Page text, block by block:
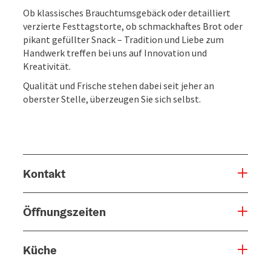
Ob klassisches Brauchtumsgebäck oder detailliert
verzierte Festtagstorte, ob schmackhaftes Brot oder
pikant gefüllter Snack – Tradition und Liebe zum
Handwerk treffen bei uns auf Innovation und
Kreativität.
Qualität und Frische stehen dabei seit jeher an
oberster Stelle, überzeugen Sie sich selbst.
Kontakt
Öffnungszeiten
Küche